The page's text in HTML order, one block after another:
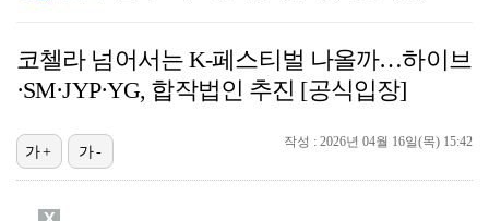
입지 좁아진 김하성, 빅리그 복귀에도 2경기 연속 결장…
[ST포토] 키키 지유, 포인트 안무로 매력발산
코첼라 넘어서는 K-페스티벌 나올까…하이브
·SM·JYP·YG, 합작법인 추진 [공식입장]
작성 : 2026년 04월 16일(목) 15:42
가+ 가-